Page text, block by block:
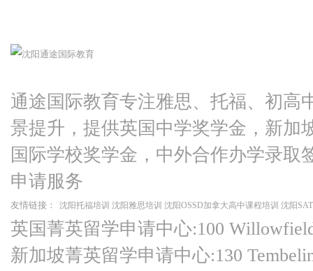
通途国际教育专注雅思、托福、初高
景提升，提供英国中学奖学金，新加
国际学校奖学金，中外合作办学录取
申请服务
友情链接： 沈阳托福培训 沈阳雅思培训 沈阳OSSD加拿大高中课程培训 沈阳
英国菁英留学申请中心:100
新加坡菁英留学申请中心:130